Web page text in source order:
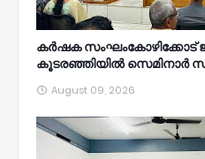
കർഷക സംഘംകോഴിക്കോട്
കൂടരഞ്ഞിയിൽ സെമിനാർ
August 09, 2026